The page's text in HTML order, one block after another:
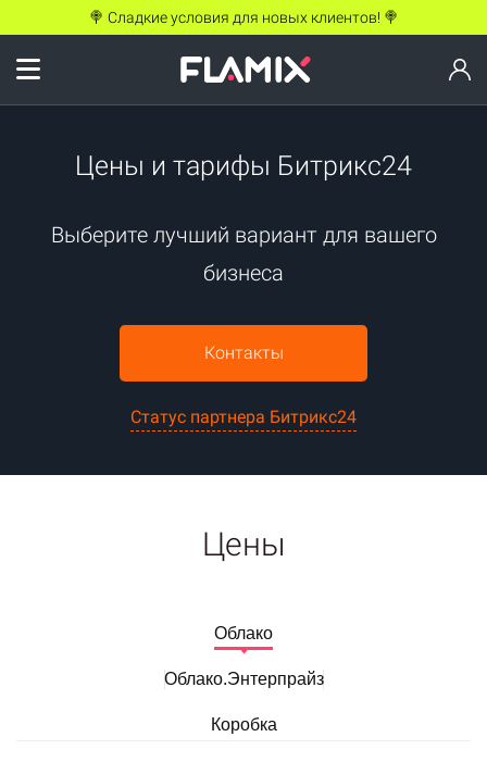
🍭 Сладкие условия для новых клиентов! 🍭
Цены и тарифы Битрикс24
Выберите лучший вариант для вашего
бизнеса
Контакты
Статус партнера Битрикс24
Цены
Облако
Облако.Энтерпрайз
Коробка